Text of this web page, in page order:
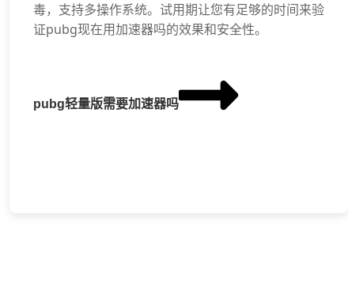
毒，支持多操作系统。试用期让您有足够的时间来验
证pubg现在用加速器吗的效果和安全性。
pubg轻量版需要加速器吗